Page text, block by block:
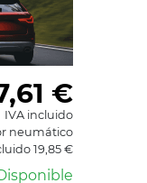
€
IVA incluido
neumático
19,85 €